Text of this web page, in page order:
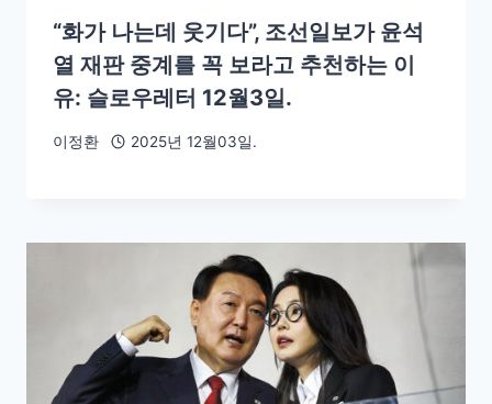
“화가 나는데 웃기다”, 조선일보가 윤석
열 재판 중계를 꼭 보라고 추천하는 이
유: 슬로우레터 12월3일.
이정환 2025년 12월03일.